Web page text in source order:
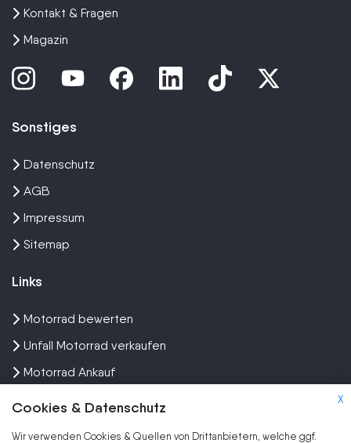
X
Cookies & Datenschutz
Wir verwenden Cookies & Quellen von Drittanbietern, welche ggf.
Kontakt & Fragen
Magazin
Sonstiges
Datenschutz
AGB
Impressum
Sitemap
Links
Motorrad bewerten
Unfall Motorrad verkaufen
Motorrad Ankauf